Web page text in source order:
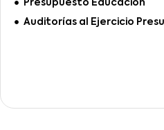
Presupuesto Educación
Auditorías al Ejercicio